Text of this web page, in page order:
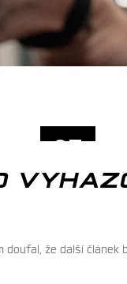
03
že další